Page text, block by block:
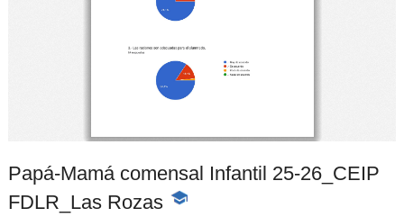
Papá-Mamá comensal Infantil 25-26_CEIP
FDLR_Las Rozas -